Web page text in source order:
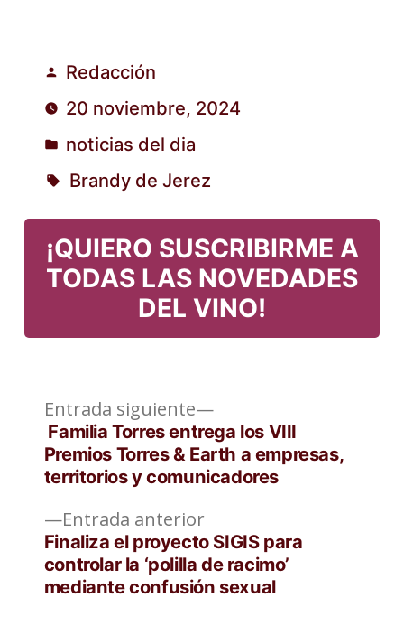
Publicado
por
Redacción
20 noviembre, 2024
Publicado
en
noticias del dia
Brandy de Jerez
¡QUIERO SUSCRIBIRME A
TODAS LAS NOVEDADES
DEL VINO!
Navegación
de
entradas
Entrada anteriorEntrada
anterior:
Finaliza el proyecto SIGIS para
controlar la ‘polilla de racimo’
mediante confusión sexual
Entrada siguiente
Entrada
siguiente:
Familia Torres entrega los VIII
Premios Torres & Earth a empresas,
territorios y comunicadores